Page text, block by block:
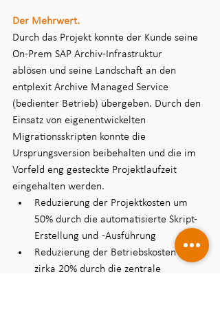
Der Mehrwert.
Durch das Projekt konnte der Kunde seine
On-Prem SAP Archiv-Infrastruktur
ablösen und seine Landschaft an den
entplexit Archive Managed Service
(bedienter Betrieb) übergeben. Durch den
Einsatz von eigenentwickelten
Migrationsskripten konnte die
Ursprungsversion beibehalten und die im
Vorfeld eng gesteckte Projektlaufzeit
eingehalten werden.
Reduzierung der Projektkosten um
50% durch die automatisierte Skript-
Erstellung und  -Ausführung​
Reduzierung der Betriebskosten um
zirka 20% durch die zentrale